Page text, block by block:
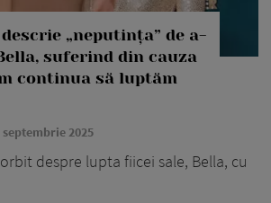
„neputința” de a-
suferind din cauza
continua să luptăm
septembrie 2025
despre lupta fiicei sale, Bella, cu